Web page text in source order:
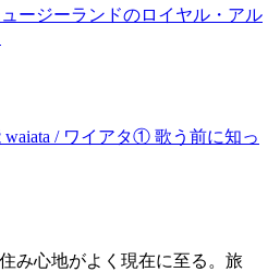
ージーランドのロイヤル・アル
/ ワイアタ① 歌う前に知っ
み心地がよく現在に至る。旅